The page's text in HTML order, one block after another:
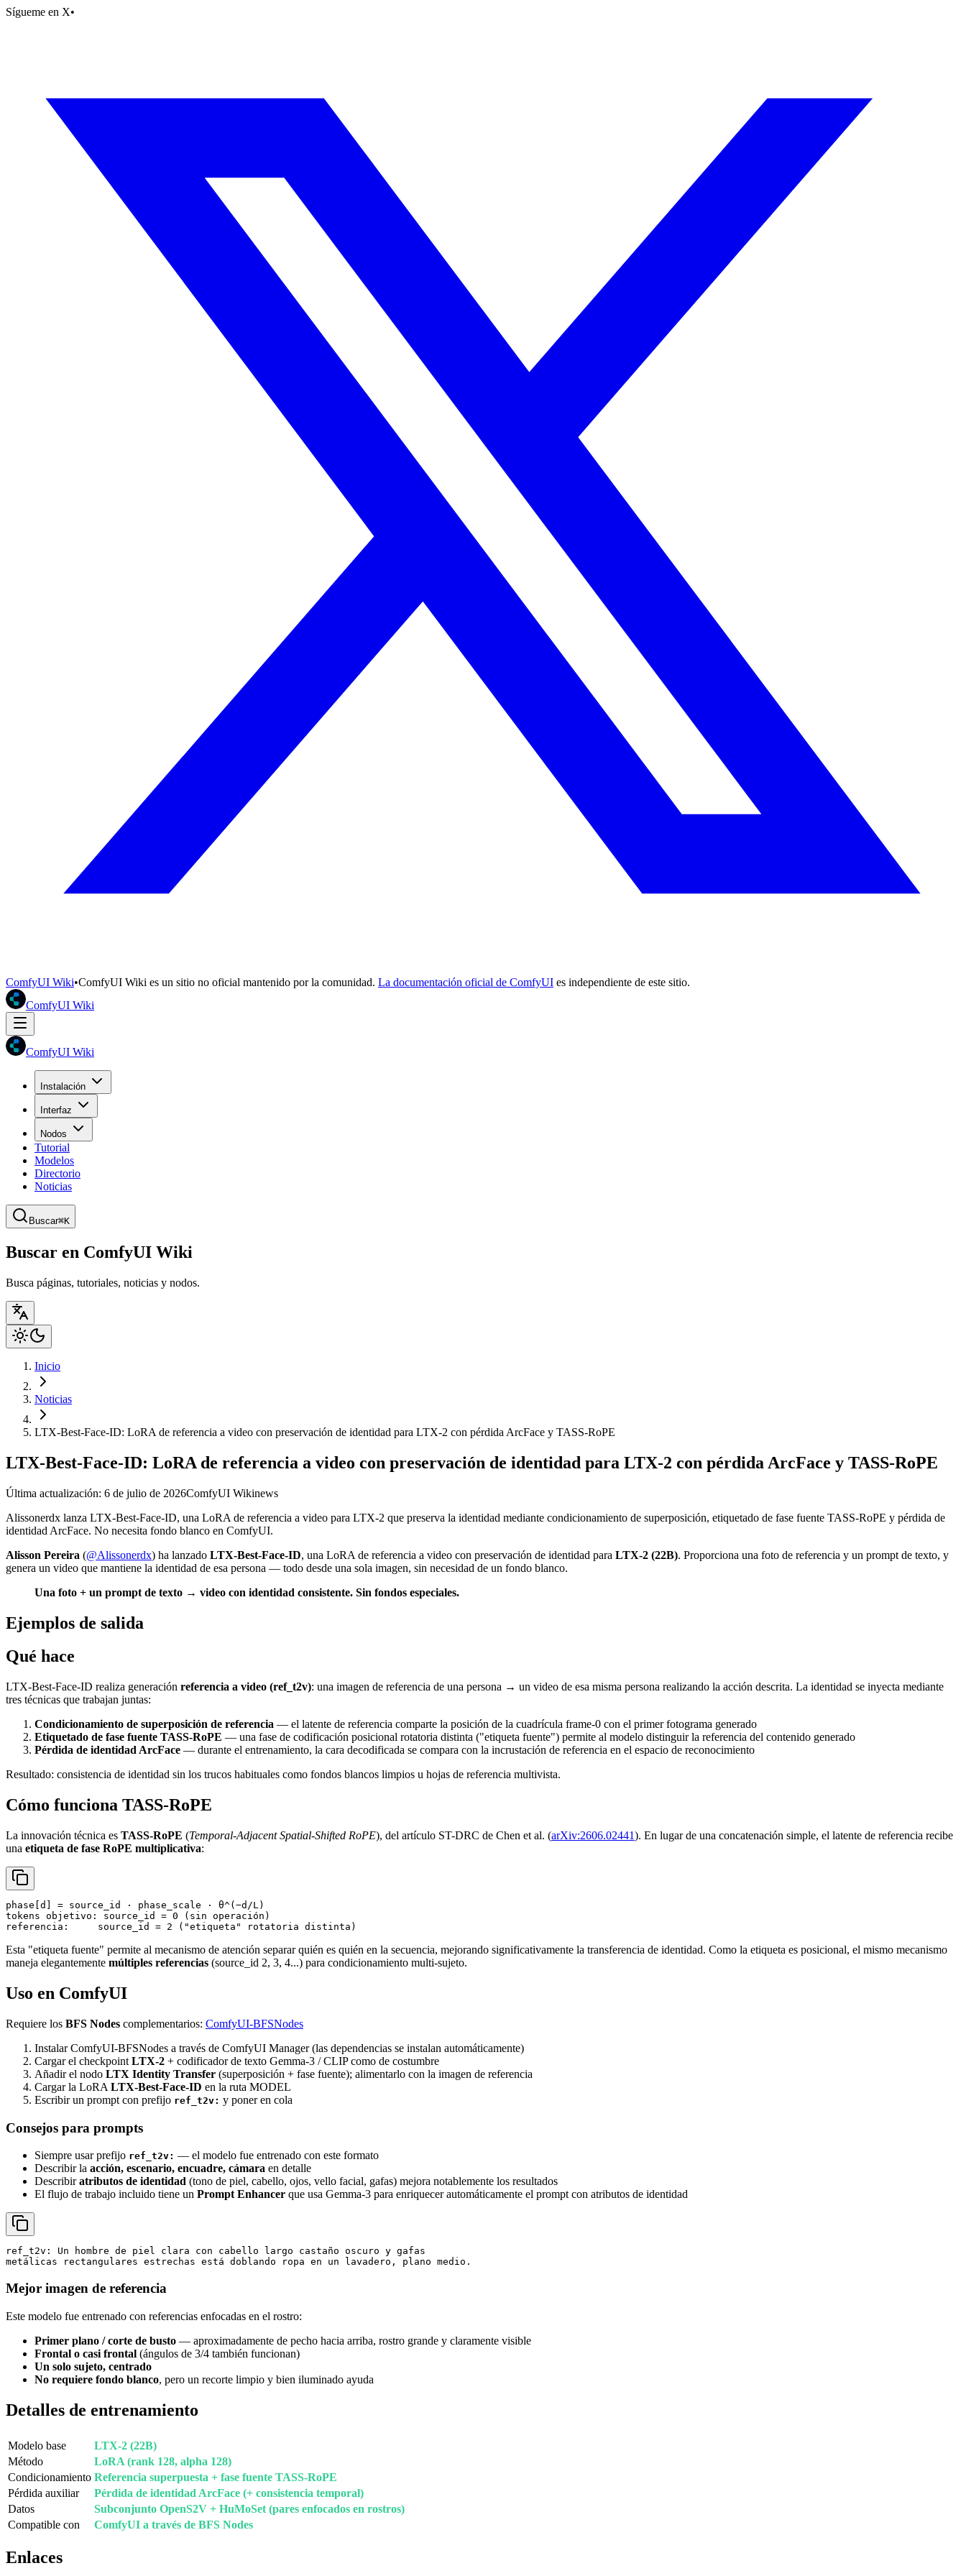
Sígueme en X•
ComfyUI Wiki•ComfyUI Wiki es un sitio no oficial mantenido por la comunidad. La documentación oficial de ComfyUI es independiente de este sitio.
ComfyUI Wiki
ComfyUI Wiki
Instalación
Interfaz
Nodos
Tutorial
Modelos
Directorio
Noticias
Buscar⌘K
Buscar en ComfyUI Wiki
Busca páginas, tutoriales, noticias y nodos.
Inicio
Noticias
LTX-Best-Face-ID: LoRA de referencia a video con preservación de identidad para LTX-2 con pérdida ArcFace y TASS-RoPE
LTX-Best-Face-ID: LoRA de referencia a video con preservación de identidad para LTX-2 con pérdida ArcFace y TASS-RoPE
Última actualización: 6 de julio de 2026ComfyUI Wikinews
Alissonerdx lanza LTX-Best-Face-ID, una LoRA de referencia a video para LTX-2 que preserva la identidad mediante condicionamiento de superposición, etiquetado de fase fuente TASS-RoPE y pérdida de
identidad ArcFace. No necesita fondo blanco en ComfyUI.
Alisson Pereira (@Alissonerdx) ha lanzado LTX-Best-Face-ID, una LoRA de referencia a video con preservación de identidad para LTX-2 (22B). Proporciona una foto de referencia y un prompt de texto, y
genera un video que mantiene la identidad de esa persona — todo desde una sola imagen, sin necesidad de un fondo blanco.
Una foto + un prompt de texto → video con identidad consistente. Sin fondos especiales.
Ejemplos de salida
Qué hace
LTX-Best-Face-ID realiza generación referencia a video (ref_t2v): una imagen de referencia de una persona → un video de esa misma persona realizando la acción descrita. La identidad se inyecta mediante
tres técnicas que trabajan juntas:
Condicionamiento de superposición de referencia — el latente de referencia comparte la posición de la cuadrícula frame-0 con el primer fotograma generado
Etiquetado de fase fuente TASS-RoPE — una fase de codificación posicional rotatoria distinta ("etiqueta fuente") permite al modelo distinguir la referencia del contenido generado
Pérdida de identidad ArcFace — durante el entrenamiento, la cara decodificada se compara con la incrustación de referencia en el espacio de reconocimiento
Resultado: consistencia de identidad sin los trucos habituales como fondos blancos limpios u hojas de referencia multivista.
Cómo funciona TASS-RoPE
La innovación técnica es TASS-RoPE (Temporal-Adjacent Spatial-Shifted RoPE), del artículo ST-DRC de Chen et al. (arXiv:2606.02441). En lugar de una concatenación simple, el latente de referencia recibe
una etiqueta de fase RoPE multiplicativa:
phase[d] = source_id · phase_scale · θ^(−d/L)
tokens objetivo: source_id = 0 (sin operación)
referencia:     source_id = 2 ("etiqueta" rotatoria distinta)
Esta "etiqueta fuente" permite al mecanismo de atención separar quién es quién en la secuencia, mejorando significativamente la transferencia de identidad. Como la etiqueta es posicional, el mismo mecanismo
maneja elegantemente múltiples referencias (source_id 2, 3, 4...) para condicionamiento multi-sujeto.
Uso en ComfyUI
Requiere los BFS Nodes complementarios: ComfyUI-BFSNodes
Instalar ComfyUI-BFSNodes a través de ComfyUI Manager (las dependencias se instalan automáticamente)
Cargar el checkpoint LTX-2 + codificador de texto Gemma-3 / CLIP como de costumbre
Añadir el nodo LTX Identity Transfer (superposición + fase fuente); alimentarlo con la imagen de referencia
Cargar la LoRA LTX-Best-Face-ID en la ruta MODEL
Escribir un prompt con prefijo ref_t2v: y poner en cola
Consejos para prompts
Siempre usar prefijo ref_t2v: — el modelo fue entrenado con este formato
Describir la acción, escenario, encuadre, cámara en detalle
Describiratributos de identidad (tono de piel, cabello, ojos, vello facial, gafas) mejora notablemente los resultados
El flujo de trabajo incluido tiene un Prompt Enhancer que usa Gemma-3 para enriquecer automáticamente el prompt con atributos de identidad
ref_t2v: Un hombre de piel clara con cabello largo castaño oscuro y gafas
metálicas rectangulares estrechas está doblando ropa en un lavadero, plano medio.
Mejor imagen de referencia
Este modelo fue entrenado con referencias enfocadas en el rostro:
Primer plano / corte de busto — aproximadamente de pecho hacia arriba, rostro grande y claramente visible
Frontal o casi frontal (ángulos de 3/4 también funcionan)
Un solo sujeto, centrado
No requiere fondo blanco, pero un recorte limpio y bien iluminado ayuda
Detalles de entrenamiento
Modelo base
LTX-2 (22B)
Método
LoRA (rank 128, alpha 128)
Condicionamiento Referencia superpuesta + fase fuente TASS-RoPE
Pérdida auxiliar
Pérdida de identidad ArcFace (+ consistencia temporal)
Datos
Subconjunto OpenS2V + HuMoSet (pares enfocados en rostros)
Compatible con
ComfyUI a través de BFS Nodes
Enlaces